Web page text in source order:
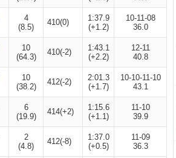
4
(8.5)
410(0)
1:37.9
(+1.2)
10-11-08
36.0
10
(64.3)
410(-2)
1:43.1
(+2.2)
12-11
40.8
10
(38.2)
412(-2)
2:01.3
(+1.7)
10-10-11-10
43.1
6
(19.9)
414(+2)
1:15.6
(+1.1)
11-10
39.9
2
(4.8)
412(-8)
1:37.0
(+0.5)
11-09
36.3